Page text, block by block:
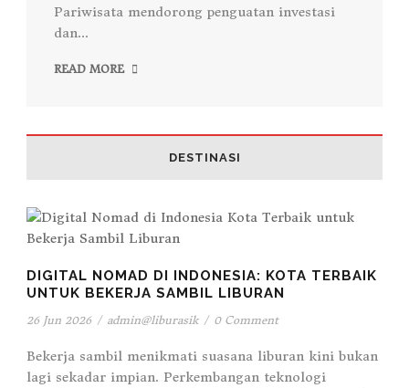
Pariwisata mendorong penguatan investasi
dan...
READ MORE
DESTINASI
DIGITAL NOMAD DI INDONESIA: KOTA TERBAIK
UNTUK BEKERJA SAMBIL LIBURAN
26 Jun 2026 / admin@liburasik / 0 Comment
Bekerja sambil menikmati suasana liburan kini bukan
lagi sekadar impian. Perkembangan teknologi